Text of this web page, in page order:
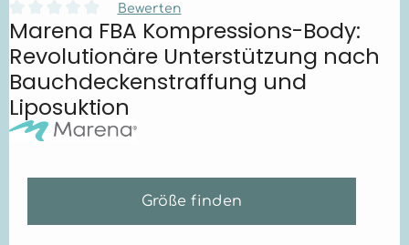
Durchschnittliche Bewertung von 0 von 5 Sternen
Bewerten
Marena FBA Kompressions-Body:
Revolutionäre Unterstützung nach
Bauchdeckenstraffung und
Liposuktion
Größe finden